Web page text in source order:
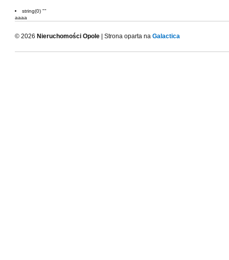
string(0) ""
aaaa
© 2026 Nieruchomości Opole | Strona oparta na Galactica